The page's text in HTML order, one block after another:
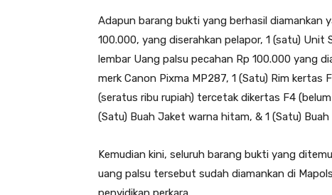
Adapun barang bukti yang berhasil diamankan
100.000, yang diserahkan pelapor, 1 (satu)
lembar Uang palsu pecahan Rp 100.000 yang
merk Canon Pixma MP287, 1 (Satu) Rim
(seratus ribu rupiah) tercetak dikertas F4
(Satu) Buah Jaket warna hitam, & 1 (Satu)
Kemudian kini, seluruh barang bukti yang
uang palsu tersebut sudah diamankan di